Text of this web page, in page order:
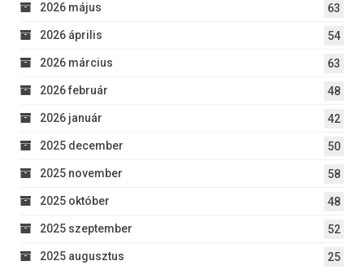
2026 május 63
2026 április 54
2026 március 63
2026 február 48
2026 január 42
2025 december 50
2025 november 58
2025 október 48
2025 szeptember 52
2025 augusztus 25